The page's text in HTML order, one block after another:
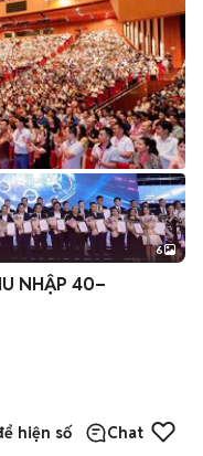
+2
6
NHẬP 40–
hiện số Chat